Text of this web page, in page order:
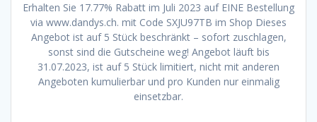
Erhalten Sie 17.77% Rabatt im Juli 2023 auf EINE Bestellung
via www.dandys.ch. mit Code SXJU97TB im Shop Dieses
Angebot ist auf 5 Stück beschränkt – sofort zuschlagen,
sonst sind die Gutscheine weg! Angebot läuft bis
31.07.2023, ist auf 5 Stück limitiert, nicht mit anderen
Angeboten kumulierbar und pro Kunden nur einmalig
einsetzbar.